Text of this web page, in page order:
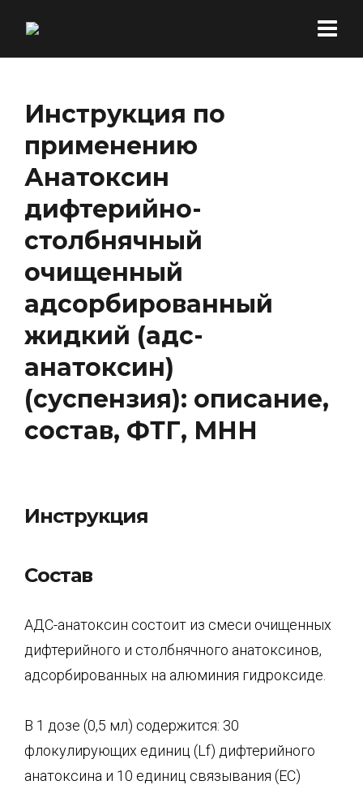
Инструкция по
применению
Анатоксин
дифтерийно-
столбнячный
очищенный
адсорбированный
жидкий (адс-
анатоксин)
(суспензия): описание,
состав, ФТГ, МНН
Инструкция
Состав
АДС-анатоксин состоит из смеси очищенных
дифтерийного и столбнячного анатоксинов,
адсорбированных на алюминия гидроксиде.
В 1 дозе (0,5 мл) содержится: 30
флокулирующих единиц (Lf) дифтерийного
анатоксина и 10 единиц связывания (ЕС)